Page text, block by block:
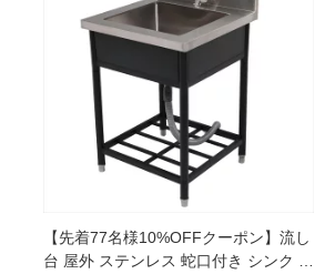
【先着77名様10%OFFクーポン】流し
台 屋外 ステンレス 蛇口付き シンク 排